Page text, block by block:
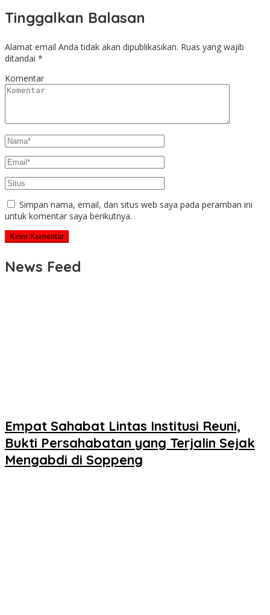
Tinggalkan Balasan
Alamat email Anda tidak akan dipublikasikan. Ruas yang wajib
ditandai *
Komentar
Simpan nama, email, dan situs web saya pada peramban ini
untuk komentar saya berikutnya.
News Feed
Empat Sahabat Lintas Institusi Reuni,
Bukti Persahabatan yang Terjalin Sejak
Mengabdi di Soppeng